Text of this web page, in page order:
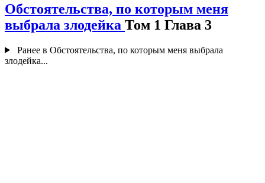
Обстоятельства, по которым меня
выбрала злодейка Том 1 Глава 3
Ранее в Обстоятельства, по которым меня выбрала
злодейка...